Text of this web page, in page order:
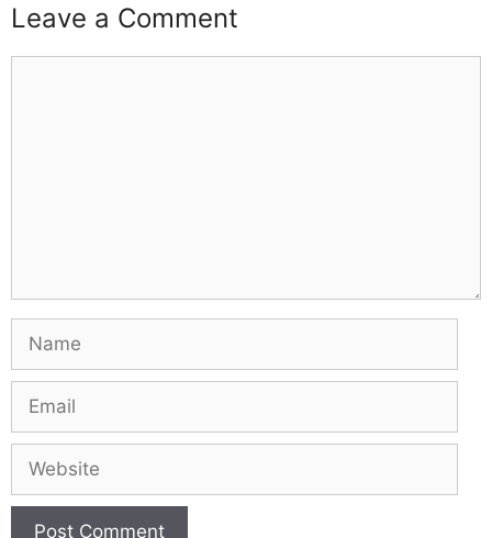
Leave a Comment